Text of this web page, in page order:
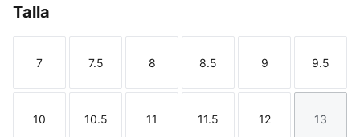
Talla
Talla
7
Talla
7.5
Talla
8
Talla
8.5
Talla
9
Talla
9.5
Talla
10
Talla
10.5
Talla
11
Talla
11.5
Talla
12
Talla
13